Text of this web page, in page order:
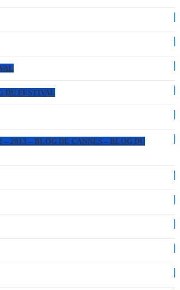
DU FESTIVAL
2013 – BLOG DE CANNES – BLOG DU